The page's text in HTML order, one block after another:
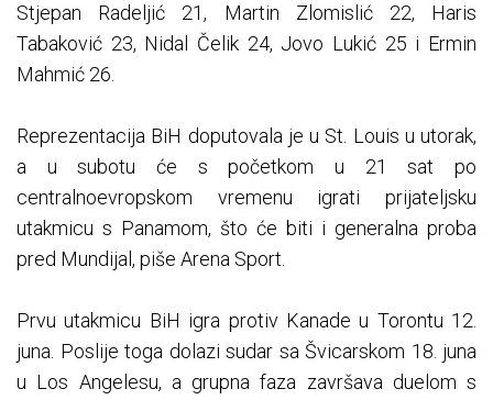
Stjepan Radeljić 21, Martin Zlomislić 22, Haris
Tabaković 23, Nidal Čelik 24, Jovo Lukić 25 i Ermin
Mahmić 26.
Reprezentacija BiH doputovala je u St. Louis u utorak,
a u subotu će s početkom u 21 sat po
centralnoevropskom vremenu igrati prijateljsku
utakmicu s Panamom, što će biti i generalna proba
pred Mundijal, piše Arena Sport.
Prvu utakmicu BiH igra protiv Kanade u Torontu 12.
juna. Poslije toga dolazi sudar sa Švicarskom 18. juna
u Los Angelesu, a grupna faza završava duelom s